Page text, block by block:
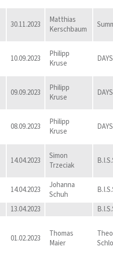
30.11.2023
Matthias
Kerschbaum
10.09.2023
Philipp
Kruse
DAYS
09.09.2023
Philipp
Kruse
DAYS
08.09.2023
Philipp
Kruse
DAYS
14.04.2023
Simon
Trzeciak
14.04.2023
Johanna
Schuh
13.04.2023
01.02.2023
Thomas
Maier